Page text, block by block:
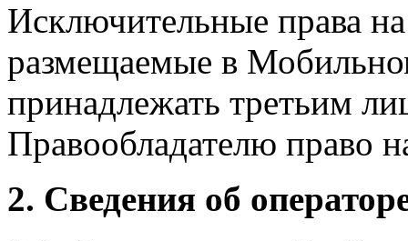
Исключительные права
размещаемые в
принадлежать третьим
Правообладателю право
2. Сведения об